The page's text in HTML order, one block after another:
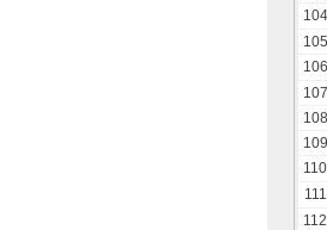
104
105
106
107
108
109
110
111
112